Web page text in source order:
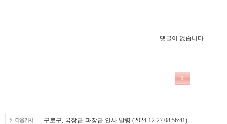
구로구, 국장급-과장급 인사 발령 (2024-12-27 08:56:41)